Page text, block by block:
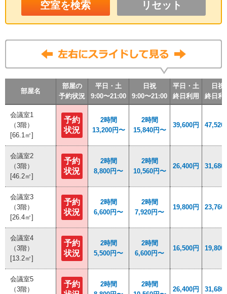
リセット
部屋名
部屋の
予約状況
平日・土
9:00〜21:00
日祝
9:00〜21:00
平日・土
終日利用
日祝
終日利
部屋名
部屋の
予約状況
平日・土
9:00〜21:00
日祝
9:00〜21:00
平日・土
終日利用
日祝
終日利
部屋名
部屋の
予約状況
平日・土
9:00〜21:00
日祝
9:00〜21:00
平日・土
終日利用
日祝
終日利
会議室1
（3階）
[66.1㎡]
予約
状況
2時間
13,200円〜
2時間
15,840円〜
39,600円 47,520
会議室2
（3階）
[46.2㎡]
予約
状況
2時間
8,800円〜
2時間
10,560円〜
26,400円 31,680
会議室3
（3階）
[26.4㎡]
予約
状況
2時間
6,600円〜
2時間
7,920円〜
19,800円 23,760
会議室4
（3階）
[13.2㎡]
予約
状況
2時間
5,500円〜
2時間
6,600円〜
16,500円 19,800
会議室5
（3階）
予約
2時間
2時間
26,400円 31,680
部屋名
部屋の
予約状況
平日・土
9:00〜21:00
日祝
9:00〜21:00
平日・土
終日利用
日祝
終日利
会議室1
（3階）
[66.1㎡]
予約
状況
2時間
13,200円〜
2時間
15,840円〜
39,600円 47,520
会議室2
（3階）
[46.2㎡]
予約
状況
2時間
8,800円〜
2時間
10,560円〜
26,400円 31,680
会議室3
（3階）
[26.4㎡]
予約
状況
2時間
6,600円〜
2時間
7,920円〜
19,800円 23,760
会議室4
（3階）
[13.2㎡]
予約
状況
2時間
5,500円〜
2時間
6,600円〜
16,500円 19,800
会議室5
（3階）
予約
2時間
2時間
26,400円 31,680